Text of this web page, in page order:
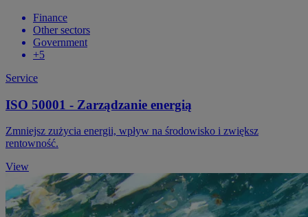
Finance
Other sectors
Government
+5
Service
ISO 50001 - Zarządzanie energią
Zmniejsz zużycia energii, wpływ na środowisko i zwiększ
rentowność.
View